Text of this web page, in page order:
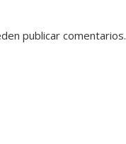
publicar comentarios.